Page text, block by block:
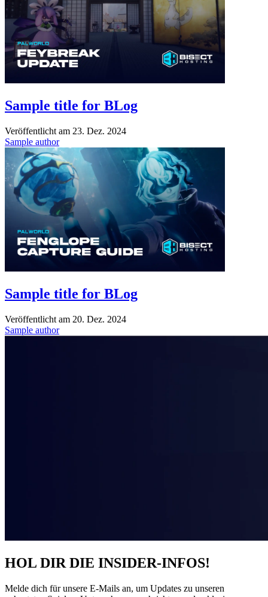
Sample title for BLog
Veröffentlicht am 23. Dez. 2024
Sample author
Sample title for BLog
Veröffentlicht am 20. Dez. 2024
Sample author
HOL DIR DIE INSIDER-INFOS!
Melde dich für unsere E-Mails an, um Updates zu unseren